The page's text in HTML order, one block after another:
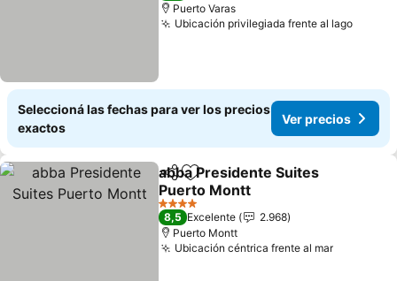
Puerto Varas
Ubicación privilegiada frente al lagoVer
Seleccioná las fechas para ver los precios
exactos
Ver precios
CompartirAñadir a favoritos
abba Presidente Suites
Puerto Montt
Ver precios
4 Estrellas
8,5 Excelente
2.968
Puerto Montt
Ubicación céntrica frente al marVer